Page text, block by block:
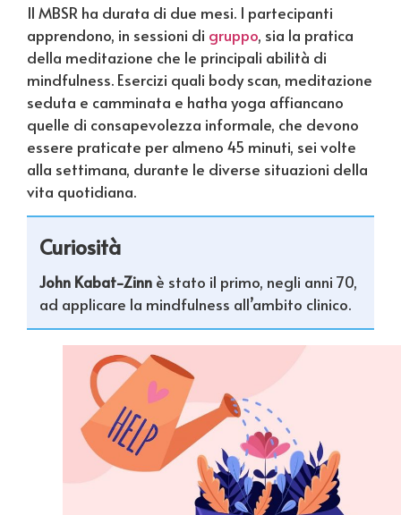
Il MBSR ha durata di due mesi. I partecipanti
apprendono, in sessioni di gruppo, sia la pratica
della meditazione che le principali abilità di
mindfulness. Esercizi quali body scan, meditazione
seduta e camminata e hatha yoga affiancano
quelle di consapevolezza informale, che devono
essere praticate per almeno 45 minuti, sei volte
alla settimana, durante le diverse situazioni della
vita quotidiana.
Curiosità
John Kabat-Zinn è stato il primo, negli anni 70,
ad applicare la mindfulness all’ambito clinico.